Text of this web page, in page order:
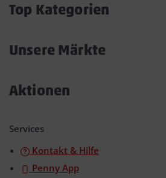
Top Kategorien
Unsere Märkte
Aktionen
Services
Kontakt & Hilfe
Penny App